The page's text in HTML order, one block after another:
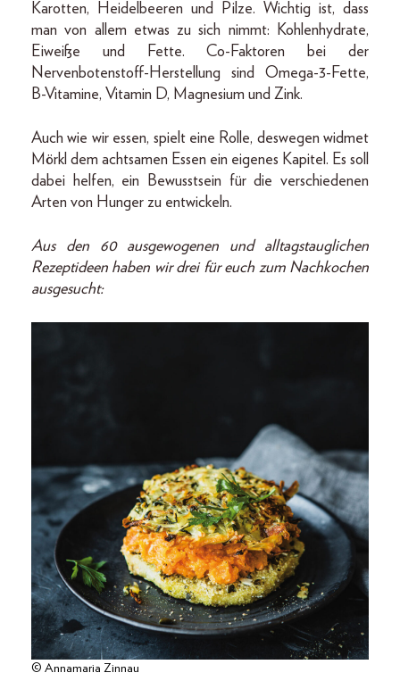
Karotten, Heidelbeeren und Pilze. Wichtig ist, dass
man von allem etwas zu sich nimmt: Kohlenhydrate,
Eiweiße und Fette. Co-Faktoren bei der
Nervenbotenstoff-Herstellung sind Omega-3-Fette,
B-Vitamine, Vitamin D, Magnesium und Zink.
Auch wie wir essen, spielt eine Rolle, deswegen widmet
Mörkl dem achtsamen Essen ein eigenes Kapitel. Es soll
dabei helfen, ein Bewusstsein für die verschiedenen
Arten von Hunger zu entwickeln.
Aus den 60 ausgewogenen und alltagstauglichen
Rezeptideen haben wir drei für euch zum Nachkochen
ausgesucht:
© Annamaria Zinnau